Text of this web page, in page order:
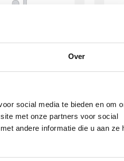
Over
social media te bieden en om
met onze partners voor social
andere informatie die u aan ze
btw) €
IN